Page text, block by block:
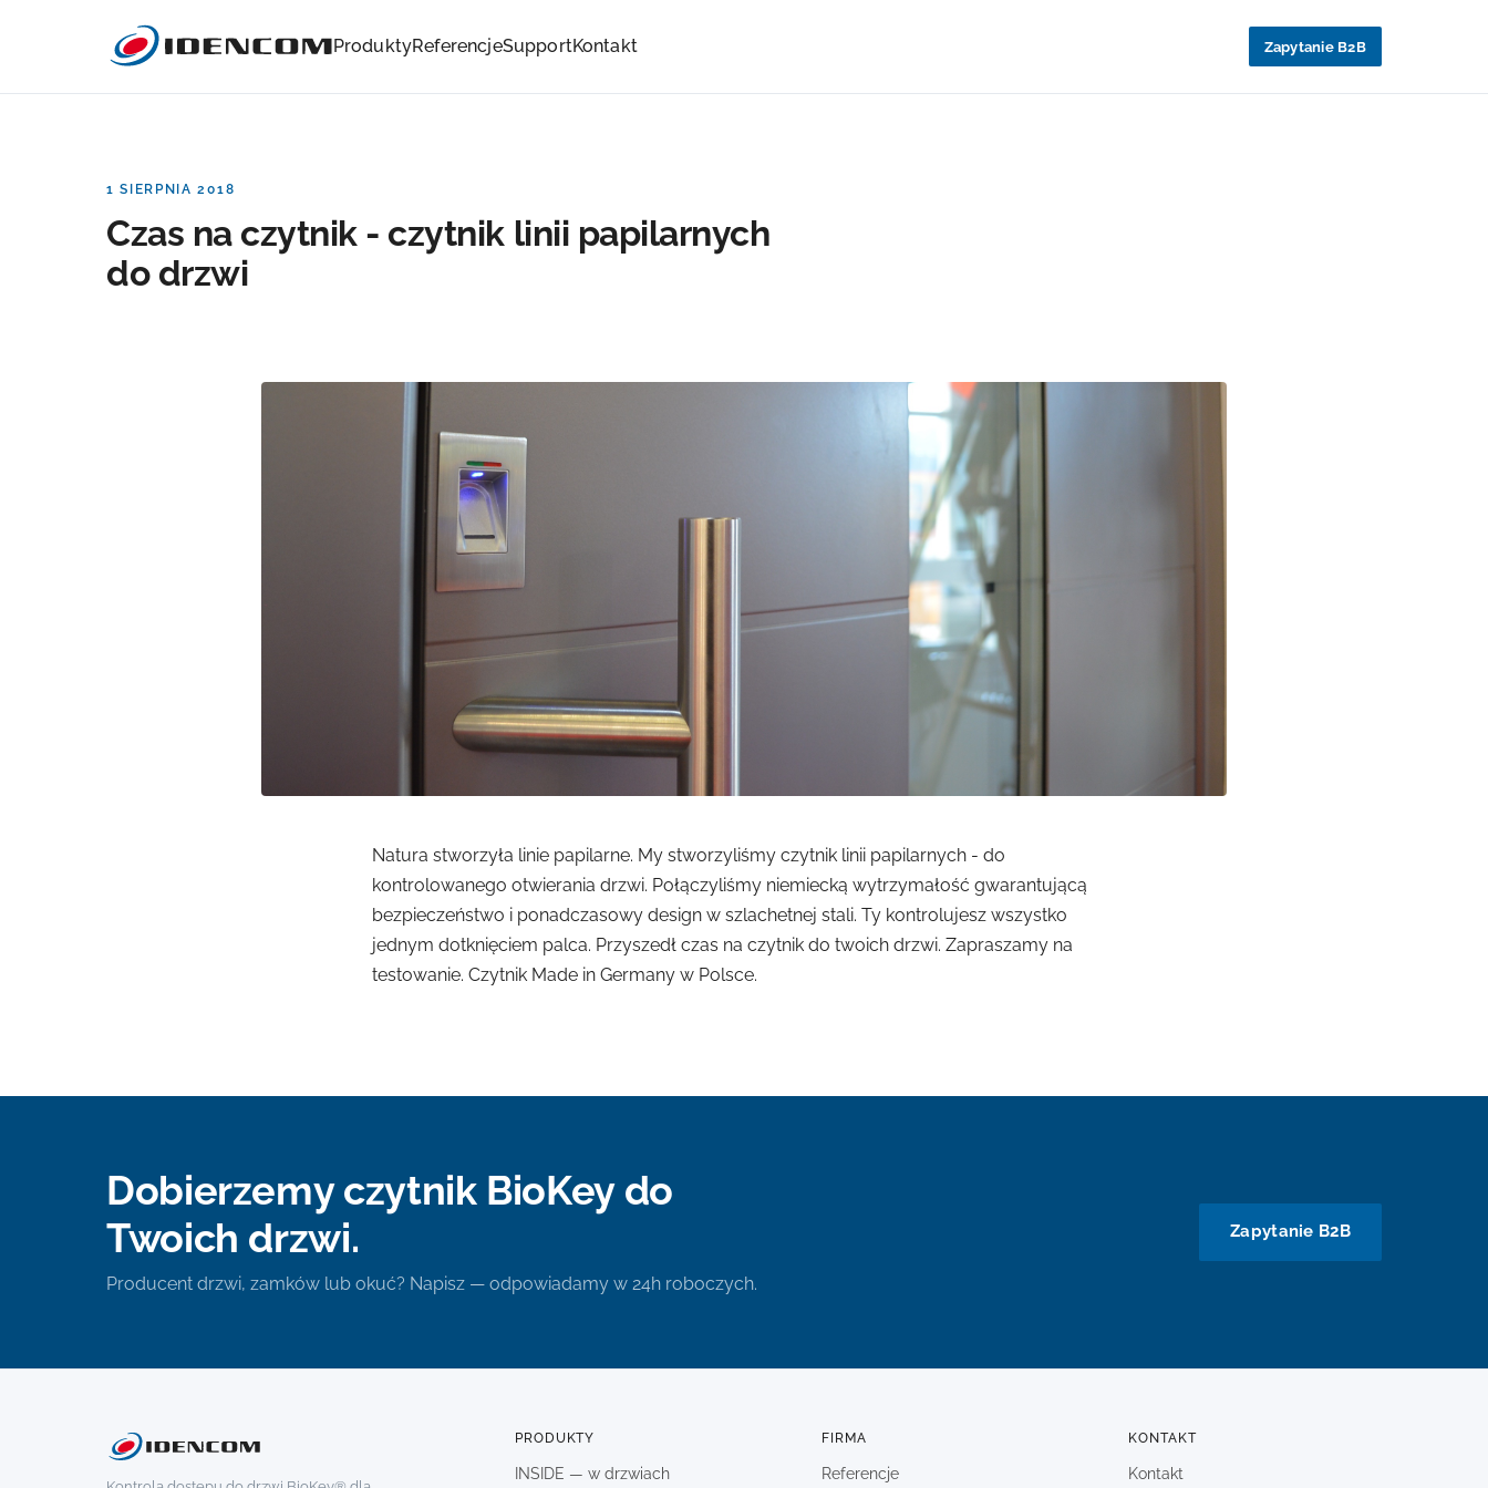
ProduktyReferencjeSupportKontakt Zapytanie B2B
1 SIERPNIA 2018
Czas na czytnik - czytnik linii papilarnych
do drzwi
Natura stworzyła linie papilarne. My stworzyliśmy czytnik linii papilarnych - do
kontrolowanego otwierania drzwi. Połączyliśmy niemiecką wytrzymałość gwarantującą
bezpieczeństwo i ponadczasowy design w szlachetnej stali. Ty kontrolujesz wszystko
jednym dotknięciem palca. Przyszedł czas na czytnik do twoich drzwi. Zapraszamy na
testowanie. Czytnik Made in Germany w Polsce.
Dobierzemy czytnik BioKey do
Twoich drzwi.
Producent drzwi, zamków lub okuć? Napisz — odpowiadamy w 24h roboczych.
Zapytanie B2B
PRODUKTY
INSIDE — w drzwiach
FIRMA
Referencje
KONTAKT
Kontakt